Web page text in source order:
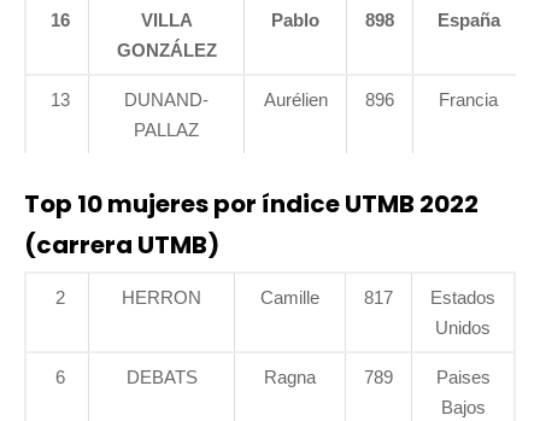
16
VILLA
GONZÁLEZ
Pablo 898 España
13
DUNAND-
PALLAZ
Aurélien 896 Francia
Top 10 mujeres por índice UTMB 2022
(carrera UTMB)
2 HERRON Camille 817
Estados
Unidos
6 DEBATS Ragna 789
Paises
Bajos